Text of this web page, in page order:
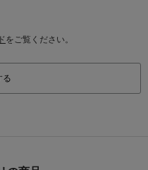
をご覧ください。
る